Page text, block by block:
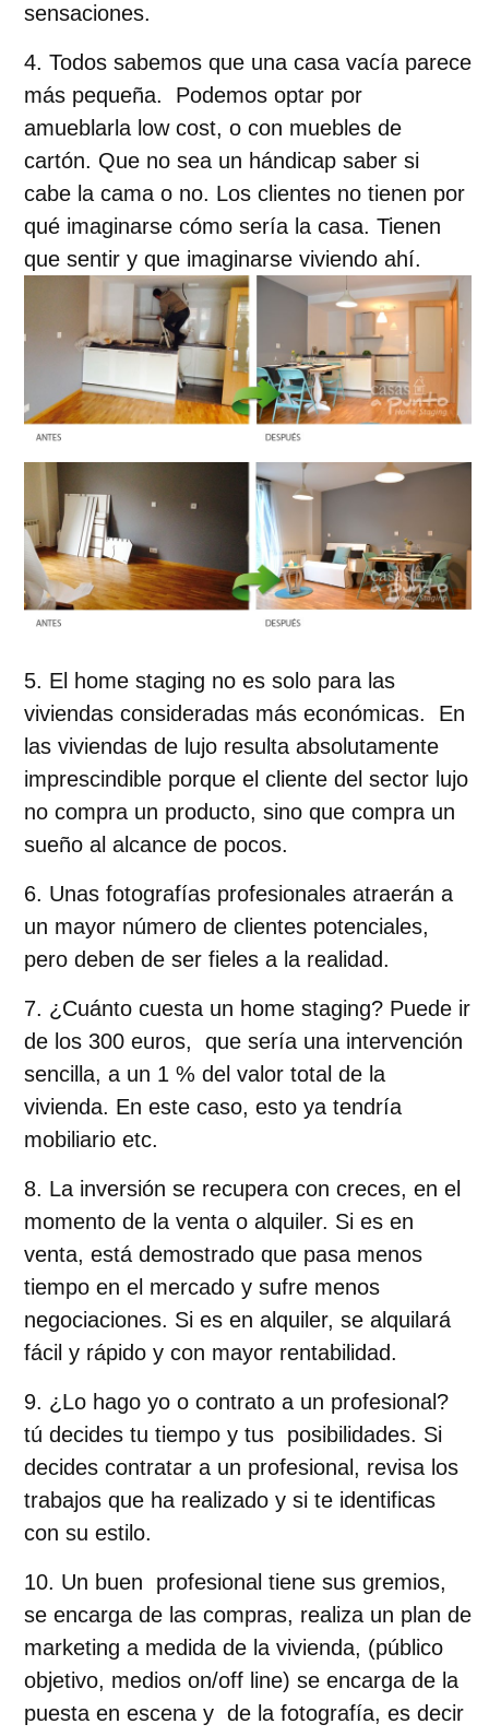
sensaciones.
Todos sabemos que una casa vacía parece
más pequeña. Podemos optar por
amueblarla low cost, o con muebles de
cartón. Que no sea un hándicap saber si
cabe la cama o no. Los clientes no tienen por
qué imaginarse cómo sería la casa. Tienen
que sentir y que imaginarse viviendo ahí.
El home staging no es solo para las
viviendas consideradas más económicas. En
las viviendas de lujo resulta absolutamente
imprescindible porque el cliente del sector lujo
no compra un producto, sino que compra un
sueño al alcance de pocos.
Unas fotografías profesionales atraerán a
un mayor número de clientes potenciales,
pero deben de ser fieles a la realidad.
¿Cuánto cuesta un home staging? Puede ir
de los 300 euros, que sería una intervención
sencilla, a un 1 % del valor total de la
vivienda. En este caso, esto ya tendría
mobiliario etc.
La inversión se recupera con creces, en el
momento de la venta o alquiler. Si es en
venta, está demostrado que pasa menos
tiempo en el mercado y sufre menos
negociaciones. Si es en alquiler, se alquilará
fácil y rápido y con mayor rentabilidad.
¿Lo hago yo o contrato a un profesional?
tú decides tu tiempo y tus posibilidades. Si
decides contratar a un profesional, revisa los
trabajos que ha realizado y si te identificas
con su estilo.
Un buen profesional tiene sus gremios,
se encarga de las compras, realiza un plan de
marketing a medida de la vivienda, (público
objetivo, medios on/off line) se encarga de la
puesta en escena y de la fotografía, es decir